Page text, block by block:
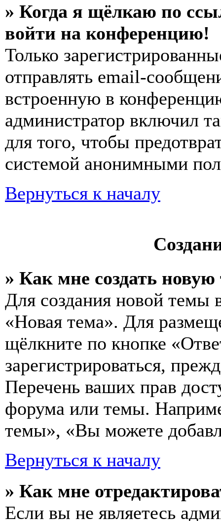
» Когда я щёлкаю по
войти на конференцию!
Только
отправлять email-
встроенную в
администратор включил
для того, чтобы
системой анонимными
Вернуться к началу
» Как мне создать
Для создания новой темы
«Новая тема». Для
щёлкните по кнопке
зарегистрироваться,
Перечень ваших прав
форума или темы.
темы», «Вы можете
Вернуться к началу
» Как мне
Если вы не являетесь